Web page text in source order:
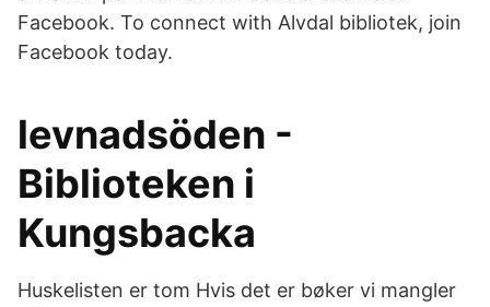
Facebook. To connect with Alvdal bibliotek, join
Facebook today.
levnadsöden -
Biblioteken i
Kungsbacka
Huskelisten er tom Hvis det er bøker vi mangler